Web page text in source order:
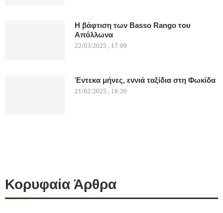
Η βάφτιση των Basso Rango του
Απόλλωνα
22/03/2025 , 17:09
Έντεκα μήνες, εννιά ταξίδια στη Φωκίδα
21/02/2025 , 18:20
Κορυφαία Άρθρα